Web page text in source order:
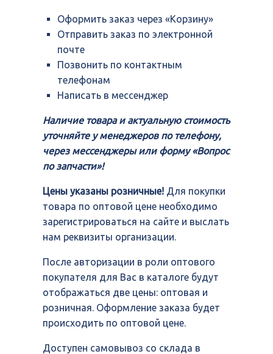
Оформить заказ через «Корзину»
Отправить заказ по электронной
почте
Позвонить по контактным
телефонам
Написать в мессенджер
Наличие товара и актуальную стоимость
уточняйте у менеджеров по телефону,
через мессенджеры или форму «Вопрос
по запчасти»!
Цены указаны розничные! Для покупки
товара по оптовой цене необходимо
зарегистрироваться на сайте и выслать
нам реквизиты организации.
После авторизации в роли оптового
покупателя для Вас в каталоге будут
отображаться две цены: оптовая и
розничная. Оформление заказа будет
происходить по оптовой цене.
Доступен самовывоз со склада в